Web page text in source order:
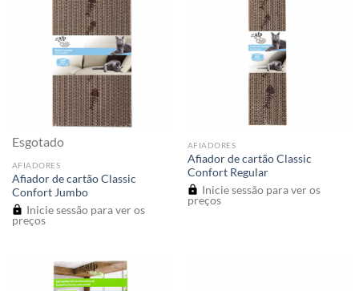
Esgotado
AFIADORES
Afiador de cartão Classic
Confort Jumbo
Inicie sessão para ver os
preços
AFIADORES
Afiador de cartão Classic
Confort Regular
Inicie sessão para ver os
preços